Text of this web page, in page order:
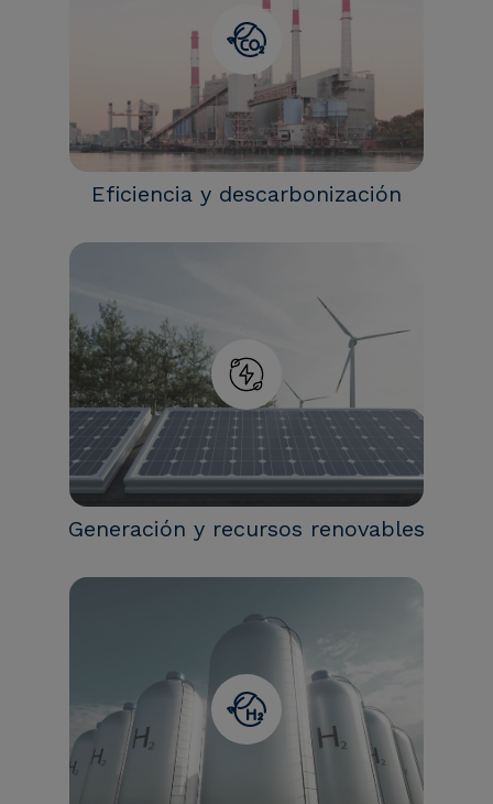
Eficiencia y descarbonización
Generación y recursos renovables